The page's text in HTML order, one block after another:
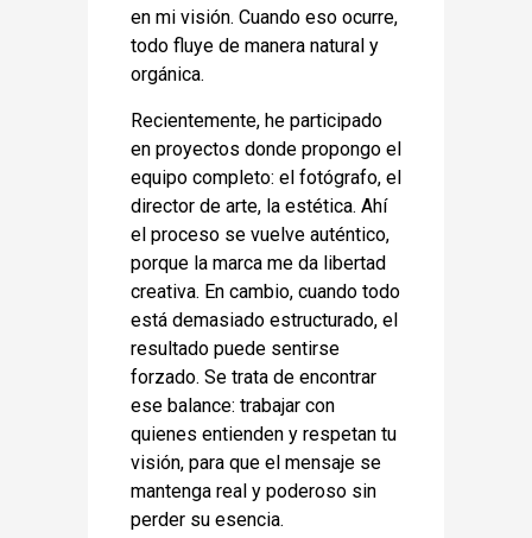
en mi visión. Cuando eso ocurre,
todo fluye de manera natural y
orgánica.
Recientemente, he participado
en proyectos donde propongo el
equipo completo: el fotógrafo, el
director de arte, la estética. Ahí
el proceso se vuelve auténtico,
porque la marca me da libertad
creativa. En cambio, cuando todo
está demasiado estructurado, el
resultado puede sentirse
forzado. Se trata de encontrar
ese balance: trabajar con
quienes entienden y respetan tu
visión, para que el mensaje se
mantenga real y poderoso sin
perder su esencia.